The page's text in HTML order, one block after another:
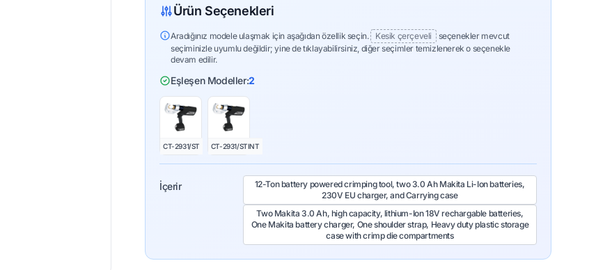
Ürün Seçenekleri
Aradığınız modele ulaşmak için aşağıdan özellik seçin. Kesik çerçeveli
seçenekler mevcut
seçiminizle uyumlu değildir; yine de tıklayabilirsiniz, diğer seçimler temizlenerek o seçenekle
devam edilir.
Eşleşen Modeller:2
CT-2931/ST CT-2931/STINT
İçerir
12-Ton battery powered crimping tool, two 3.0 Ah Makita Li-Ion batteries,
230V EU charger, and Carrying case
Two Makita 3.0 Ah, high capacity, lithium-Ion 18V rechargable batteries,
One Makita battery charger, One shoulder strap, Heavy duty plastic storage
case with crimp die compartments